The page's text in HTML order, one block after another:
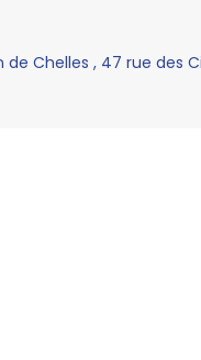
de Chelles , 47 rue des